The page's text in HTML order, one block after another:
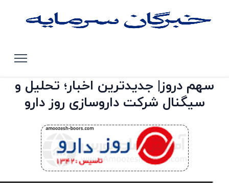
سهم دروز| جدیدترین اخبار؛ تحلیل و
سیگنال شرکت داروسازی روز دارو